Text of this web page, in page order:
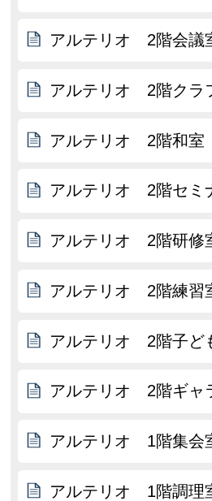
アルテリオ 2階会議
アルテリオ 2階クラ
アルテリオ 2階和室
アルテリオ 2階セミ
アルテリオ 2階研修
アルテリオ 2階練習
アルテリオ 2階子ど
アルテリオ 2階ギャ
アルテリオ 1階集会
アルテリオ 1階調理